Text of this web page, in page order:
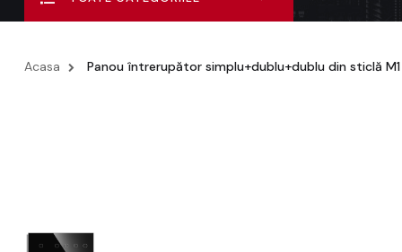
Acasa Panou întrerupător simplu+dublu+dublu din sticlă M1